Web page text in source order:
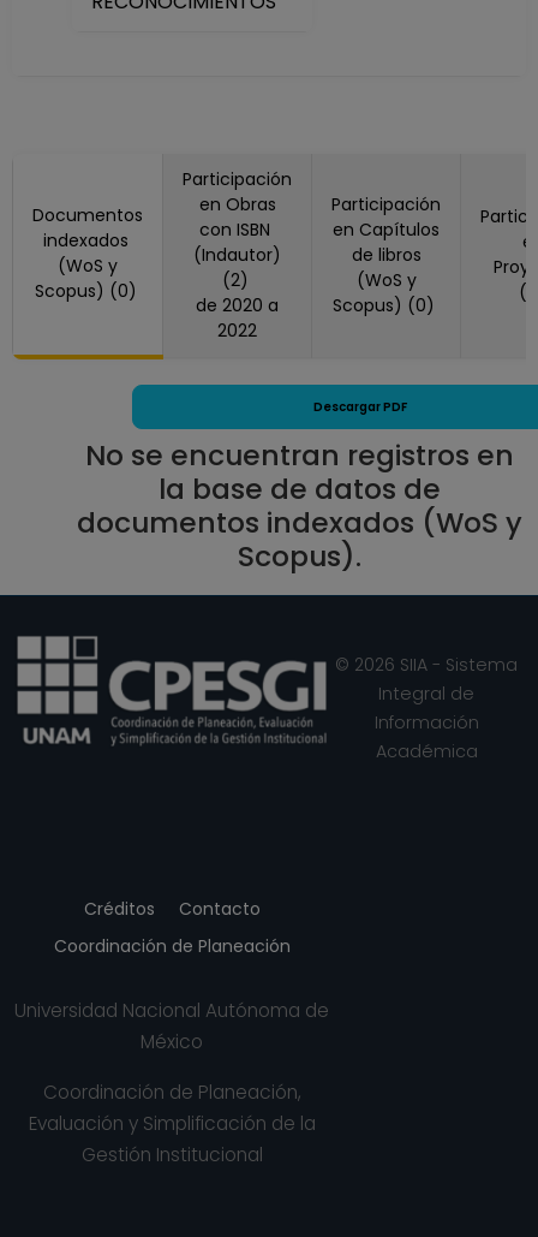
Documentos
indexados
(WoS y
Scopus) (0)
Participación
en Obras
con ISBN
(Indautor)
(2)
de 2020 a
2022
Participación
en Capítulos
de libros
(WoS y
Scopus) (0)
Descargar PDF
No se encuentran registros en
la base de datos de
documentos indexados (WoS y
Scopus).
Créditos
Contacto
Coordinación de Planeación
Universidad Nacional Autónoma de
México
Coordinación de Planeación,
Evaluación y Simplificación de la
Gestión Institucional
© 2026 SIIA - Sistema
Integral de
Información
Académica